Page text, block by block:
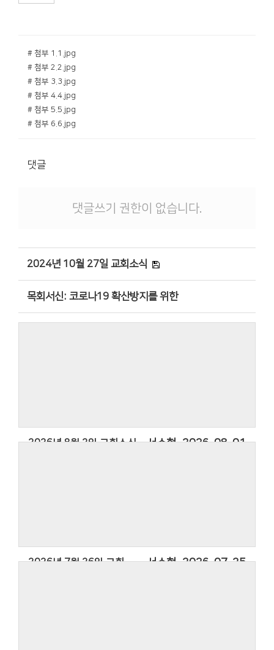
# 첨부 1.1.jpg
# 첨부 2.2.jpg
# 첨부 3.3.jpg
# 첨부 4.4.jpg
# 첨부 5.5.jpg
# 첨부 6.6.jpg
댓글
댓글쓰기 권한이 없습니다.
2024년 10월 27일 교회소식
목회서신: 코로나19 확산방지를 위한
2026년 8월 2일 교회소식 2026-08-01
서수현
2026년 7월 26일 교회소식 2026-07-25
서수현